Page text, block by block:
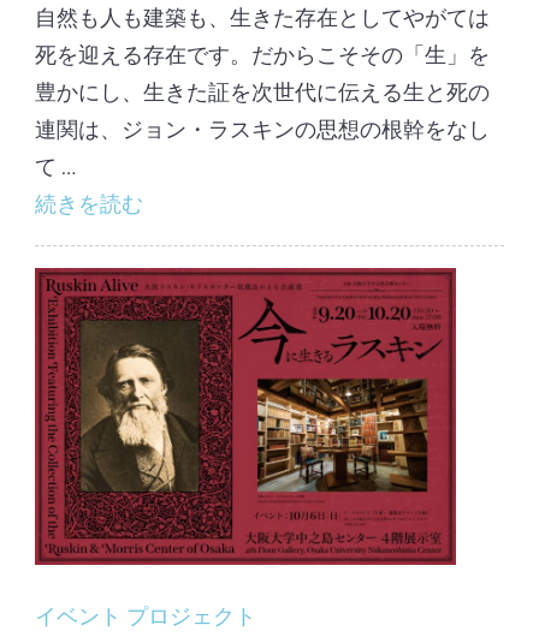
自然も人も建築も、生きた存在としてやがては
死を迎える存在です。だからこそその「生」を
豊かにし、生きた証を次世代に伝える生と死の
連関は、ジョン・ラスキンの思想の根幹をなし
て …
続きを読む
イベント プロジェクト